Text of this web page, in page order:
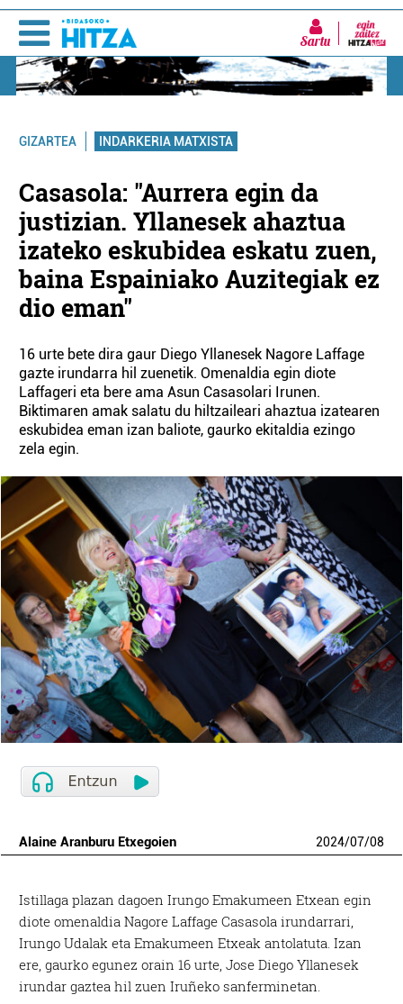
Sartu
GIZARTEA INDARKERIA MATXISTA
Casasola: "Aurrera egin da
justizian. Yllanesek ahaztua
izateko eskubidea eskatu zuen,
baina Espainiako Auzitegiak ez
dio eman"
16 urte bete dira gaur Diego Yllanesek Nagore Laffage
gazte irundarra hil zuenetik. Omenaldia egin diote
Laffageri eta bere ama Asun Casasolari Irunen.
Biktimaren amak salatu du hiltzaileari ahaztua izatearen
eskubidea eman izan baliote, gaurko ekitaldia ezingo
zela egin.
Alaine Aranburu Etxegoien 2024/07/08
Istillaga plazan dagoen Irungo Emakumeen Etxean egin
diote omenaldia Nagore Laffage Casasola irundarrari,
Irungo Udalak eta Emakumeen Etxeak antolatuta. Izan
ere, gaurko egunez orain 16 urte, Jose Diego Yllanesek
irundar gaztea hil zuen Iruñeko sanferminetan.